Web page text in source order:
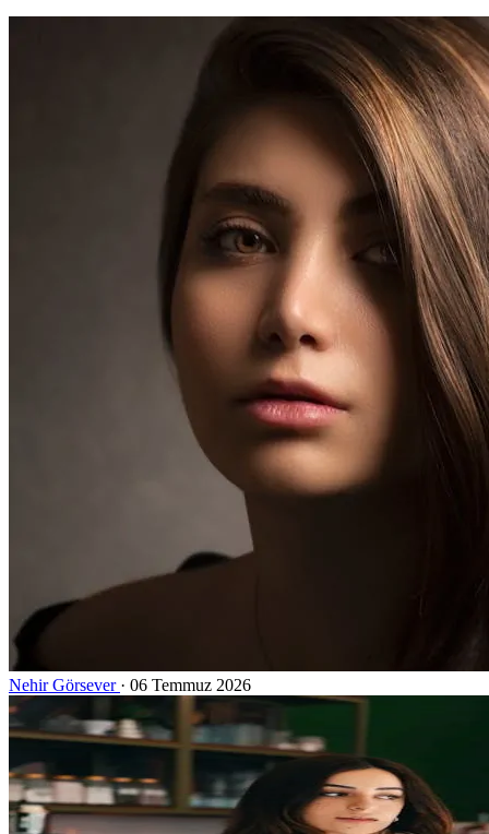
Nehir Görsever · 06 Temmuz 2026